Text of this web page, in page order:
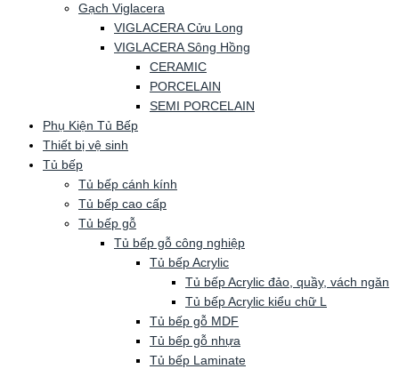
Gạch Viglacera
VIGLACERA Cửu Long
VIGLACERA Sông Hồng
CERAMIC
PORCELAIN
SEMI PORCELAIN
Phụ Kiện Tủ Bếp
Thiết bị vệ sinh
Tủ bếp
Tủ bếp cánh kính
Tủ bếp cao cấp
Tủ bếp gỗ
Tủ bếp gỗ công nghiệp
Tủ bếp Acrylic
Tủ bếp Acrylic đảo, quầy, vách ngăn
Tủ bếp Acrylic kiểu chữ L
Tủ bếp gỗ MDF
Tủ bếp gỗ nhựa
Tủ bếp Laminate